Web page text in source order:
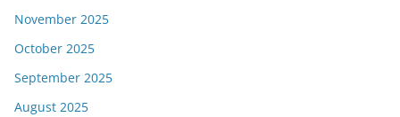
November 2025
October 2025
September 2025
August 2025